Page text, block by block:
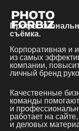
съёмка.
Корпоративная и
из самых
компании,
личный бренд
Качественные
команды
и
работает на
и деловых